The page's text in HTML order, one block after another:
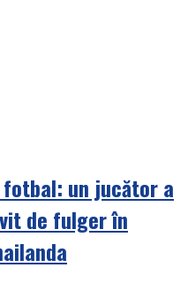
un jucător a
de fulger în